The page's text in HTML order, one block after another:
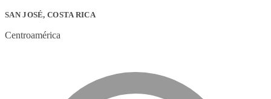
SAN JOSÉ, COSTA RICA
Centroamérica